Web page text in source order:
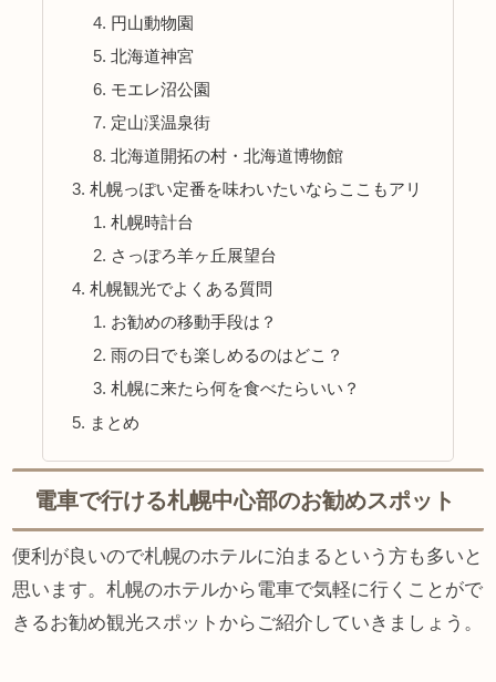
円山動物園
北海道神宮
モエレ沼公園
定山渓温泉街
北海道開拓の村・北海道博物館
札幌っぽい定番を味わいたいならここもアリ
札幌時計台
さっぽろ羊ヶ丘展望台
札幌観光でよくある質問
お勧めの移動手段は？
雨の日でも楽しめるのはどこ？
札幌に来たら何を食べたらいい？
まとめ
電車で行ける札幌中心部のお勧めスポット
便利が良いので札幌のホテルに泊まるという方も多いと
思います。札幌のホテルから電車で気軽に行くことがで
きるお勧め観光スポットからご紹介していきましょう。